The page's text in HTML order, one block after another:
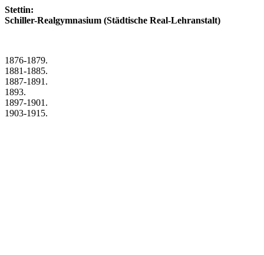
Stettin:
Schiller-Realgymnasium (Städtische Real-Lehranstalt)
1876-1879.
1881-1885.
1887-1891.
1893.
1897-1901.
1903-1915.